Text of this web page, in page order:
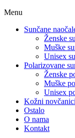
Menu
Sunčane
Ženske
Muške
Unisex
Polarizovane
Ženske
Muške
Unisex
Kožni novčanici
Ostalo
O nama
Kontakt